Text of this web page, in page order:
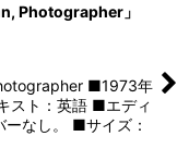
Photographer」
■1973年
スト：英語 ■エディ
なし。 ■サイズ：